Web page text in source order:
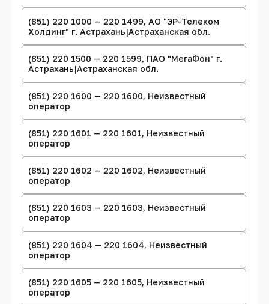
(851) 220 1000 — 220 1499, АО "ЭР-Телеком
Холдинг" г. Астрахань|Астраханская обл.
(851) 220 1500 — 220 1599, ПАО "МегаФон" г.
Астрахань|Астраханская обл.
(851) 220 1600 — 220 1600, Неизвестный
оператор
(851) 220 1601 — 220 1601, Неизвестный
оператор
(851) 220 1602 — 220 1602, Неизвестный
оператор
(851) 220 1603 — 220 1603, Неизвестный
оператор
(851) 220 1604 — 220 1604, Неизвестный
оператор
(851) 220 1605 — 220 1605, Неизвестный
оператор